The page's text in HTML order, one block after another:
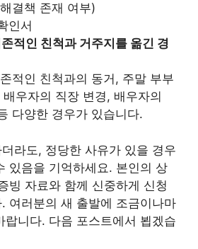
결책 존재 여부)
인서
적인 친척과 거주지를 옮긴 경
적인 친척과의 동거, 주말 부부
배우자의 직장 변경, 배우자의
다양한 경우가 있습니다.
라도, 정당한 사유가 있을 경우
있음을 기억하세요. 본인의 상
빙 자료와 함께 신중하게 신청
여러분의 새 출발에 조금이나마
랍니다. 다음 포스트에서 뵙겠습